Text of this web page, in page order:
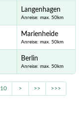
Langenhagen
Anreise: max. 50km
Marienheide
Anreise: max. 50km
Berlin
Anreise: max. 50km
10 > >> >>>